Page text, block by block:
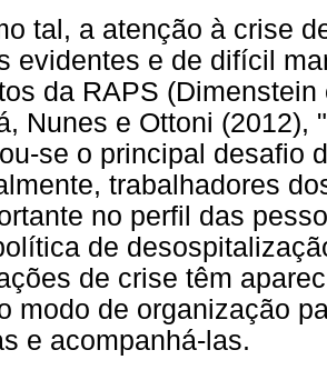
tal, a atenção à crise
evidentes e de difícil
da RAPS
Nunes e Ottoni (2012),
se o principal desafio
trabalhadores
no perfil das
de
de crise têm
modo de organização
e acompanhá-las.